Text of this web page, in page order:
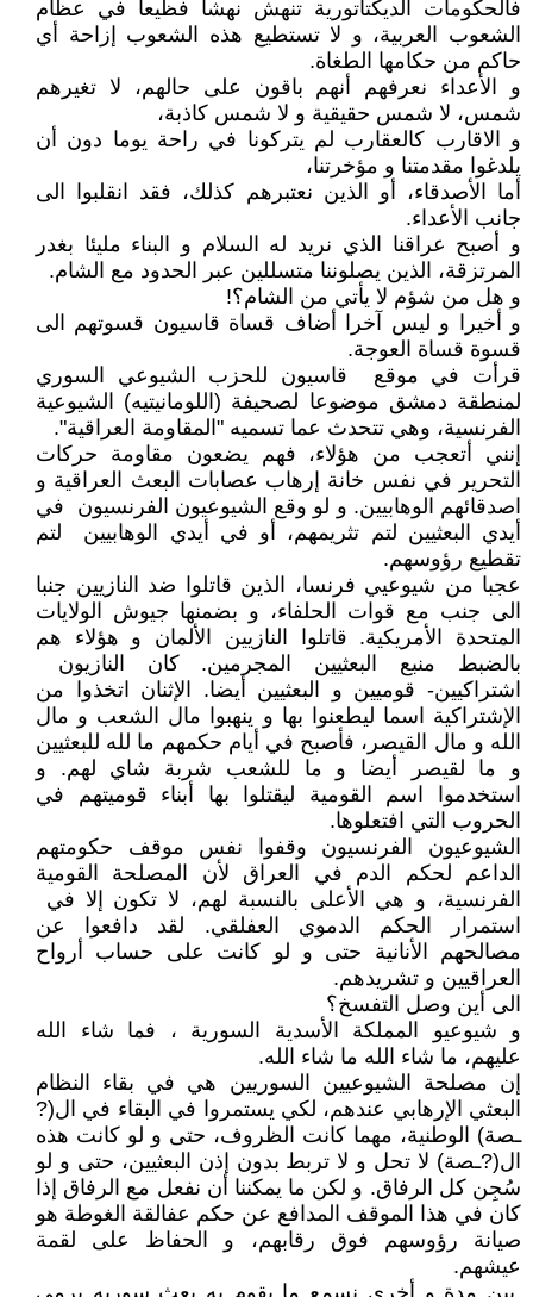
فالحكومات الديكتاتورية تنهش نهشا فظيعا في عظام
الشعوب العربية، و لا تستطيع هذه الشعوب إزاحة أي
حاكم من حكامها الطغاة.
و الأعداء نعرفهم أنهم باقون على حالهم، لا تغيرهم
شمس، لا شمس حقيقية و لا شمس كاذبة،
و الاقارب كالعقارب لم يتركونا في راحة يوما دون أن
يلدغوا مقدمتنا و مؤخرتنا،
أما الأصدقاء، أو الذين نعتبرهم كذلك، فقد انقلبوا الى
جانب الأعداء.
و أصبح عراقنا الذي نريد له السلام و البناء مليئا بغدر
المرتزقة، الذين يصلوننا متسللين عبر الحدود مع الشام.
و هل من شؤم لا يأتي من الشام؟!
و أخيرا و ليس آخرا أضاف قساة قاسيون قسوتهم الى
قسوة قساة العوجة.
قرأت في موقع قاسيون للحزب الشيوعي السوري
لمنطقة دمشق موضوعا لصحيفة (اللومانيتيه) الشيوعية
الفرنسية، وهي تتحدث عما تسميه "المقاومة العراقية".
إنني أتعجب من هؤلاء، فهم يضعون مقاومة حركات
التحرير في نفس خانة إرهاب عصابات البعث العراقية و
اصدقائهم الوهابيين. و لو وقع الشيوعيون الفرنسيون في
أيدي البعثيين لتم تثريمهم، أو في أيدي الوهابيين لتم
تقطيع رؤوسهم.
عجبا من شيوعيي فرنسا، الذين قاتلوا ضد النازيين جنبا
الى جنب مع قوات الحلفاء، و بضمنها جيوش الولايات
المتحدة الأمريكية. قاتلوا النازيين الألمان و هؤلاء هم
بالضبط منبع البعثيين المجرمين. كان النازيون
اشتراكيين- قوميين و البعثيين أيضا. الإثنان اتخذوا من
الإشتراكية اسما ليطعنوا بها و ينهبوا مال الشعب و مال
الله و مال القيصر، فأصبح في أيام حكمهم ما لله للبعثيين
و ما لقيصر أيضا و ما للشعب شربة شاي لهم. و
استخدموا اسم القومية ليقتلوا بها أبناء قوميتهم في
الحروب التي افتعلوها.
الشيوعيون الفرنسيون وقفوا نفس موقف حكومتهم
الداعم لحكم الدم في العراق لأن المصلحة القومية
الفرنسية، و هي الأعلى بالنسبة لهم، لا تكون إلا في
استمرار الحكم الدموي العفلقي. لقد دافعوا عن
مصالحهم الأنانية حتى و لو كانت على حساب أرواح
العراقيين و تشريدهم.
الى أين وصل التفسخ؟
و شيوعيو المملكة الأسدية السورية ، فما شاء الله
عليهم، ما شاء الله ما شاء الله.
إن مصلحة الشيوعيين السوريين هي في بقاء النظام
البعثي الإرهابي عندهم، لكي يستمروا في البقاء في ال(?
ـصة) الوطنية، مهما كانت الظروف، حتى و لو كانت هذه
ال(?ـصة) لا تحل و لا تربط بدون إذن البعثيين، حتى و لو
سُجِن كل الرفاق. و لكن ما يمكننا أن نفعل مع الرفاق إذا
كان في هذا الموقف المدافع عن حكم عفالقة الغوطة هو
صيانة رؤوسهم فوق رقابهم، و الحفاظ على لقمة
عيشهم.